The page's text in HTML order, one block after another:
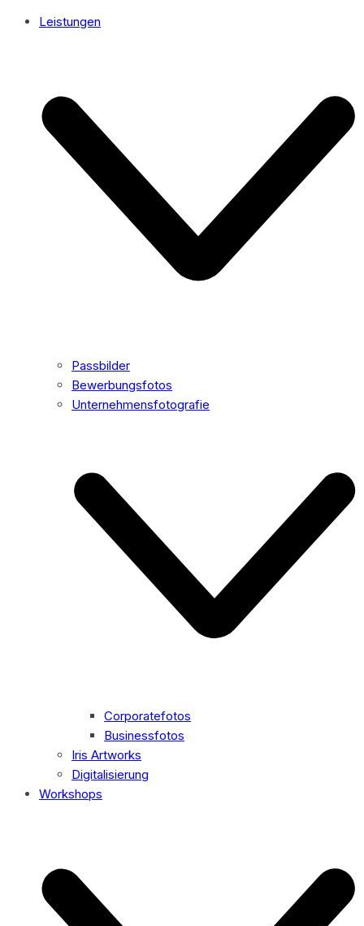
Leistungen
Passbilder
Bewerbungsfotos
Unternehmensfotografie
Corporatefotos
Businessfotos
Iris Artworks
Digitalisierung
Workshops